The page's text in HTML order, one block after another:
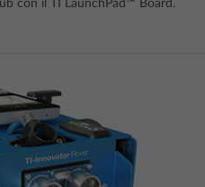
con il TI LaunchPad™ Board.